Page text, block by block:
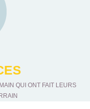
QUI ONT FAIT LEURS